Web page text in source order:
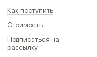
Как поступить
Стоимость
Подписаться на
рассылку